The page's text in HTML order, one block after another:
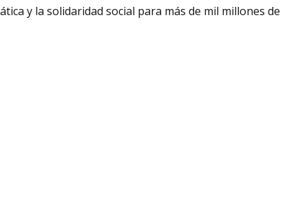
y la solidaridad social para más de mil millones de